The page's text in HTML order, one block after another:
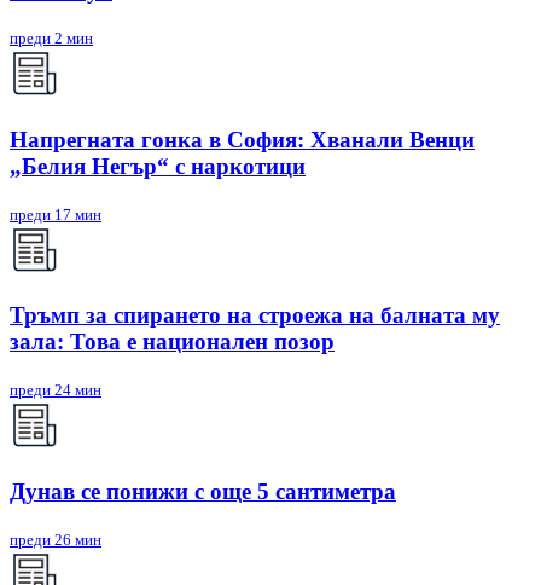
преди 2 мин
Напрегната гонка в София: Хванали Венци
„Белия Негър“ с наркотици
преди 17 мин
Тръмп за спирането на строежа на балната му
зала: Това е национален позор
преди 24 мин
Дунав се понижи с още 5 сантиметра
преди 26 мин